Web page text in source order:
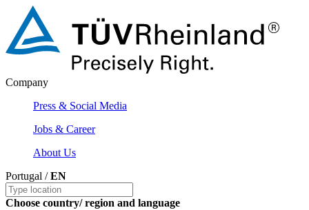
Company
Press & Social Media
Jobs & Career
About Us
Portugal /EN
Choose country/ region and language